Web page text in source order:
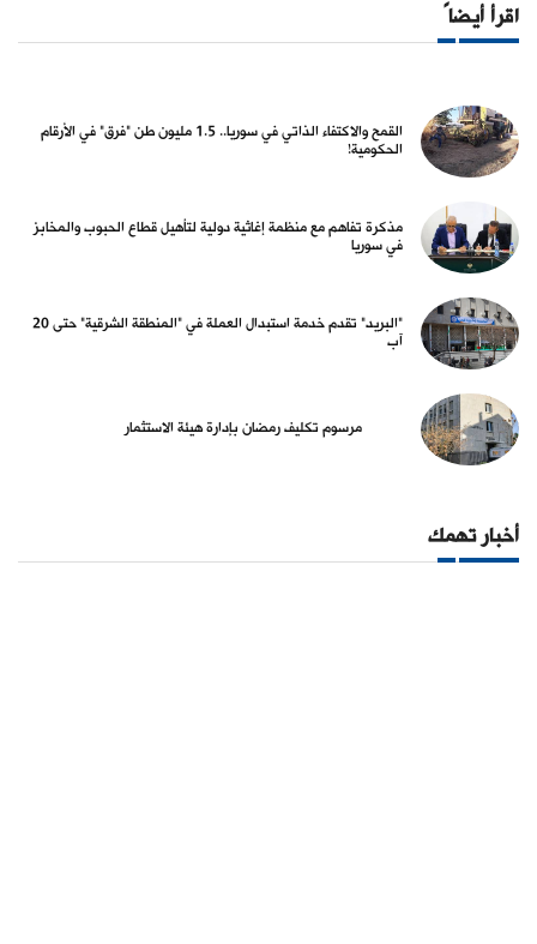
اقرأ أيضاً
القمح والاكتفاء الذاتي في سوريا.. 1.5 مليون طن "فرق" في الأرقام
الحكومية!
مذكرة تفاهم مع منظمة إغاثية دولية لتأهيل قطاع الحبوب والمخابز
في سوريا
"البريد" تقدم خدمة استبدال العملة في "المنطقة الشرقية" حتى 20
آب
مرسوم تكليف رمضان بإدارة هيئة الاستثمار
أخبار تهمك